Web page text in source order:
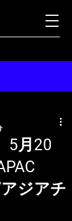
5月20
ジアチ